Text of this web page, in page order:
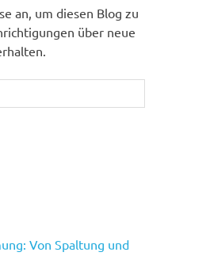
an, um diesen Blog zu
über neue
Von Spaltung und